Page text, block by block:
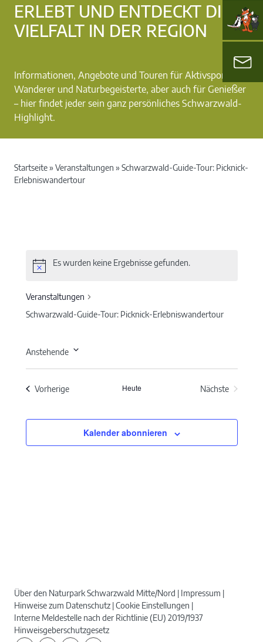
ERLEBT UND ENTDECKT DIE
VIELFALT IN DER REGION
Informationen, Angebote und Touren für Aktivsportler,
Wanderer und Naturbegeisterte, aber auch für Genießer
– hier findet jeder sein ganz persönliches Schwarzwald-
Highlight.
Startseite» Veranstaltungen » Schwarzwald-Guide-Tour: Picknick-
Erlebniswandertour
Es wurden keine Ergebnisse gefunden.
Veranstaltungen
Schwarzwald-Guide-Tour: Picknick-Erlebniswandertour
Anstehende
VorherigeVeranstaltungenHeute
Nächste
Kalender abonnieren
Über den Naturpark Schwarzwald Mitte/Nord
Impressum
Hinweise zum Datenschutz Cookie Einstellungen
Interne Meldestelle nach der Richtlinie (EU) 2019/1937
Hinweisgeberschutzgesetz